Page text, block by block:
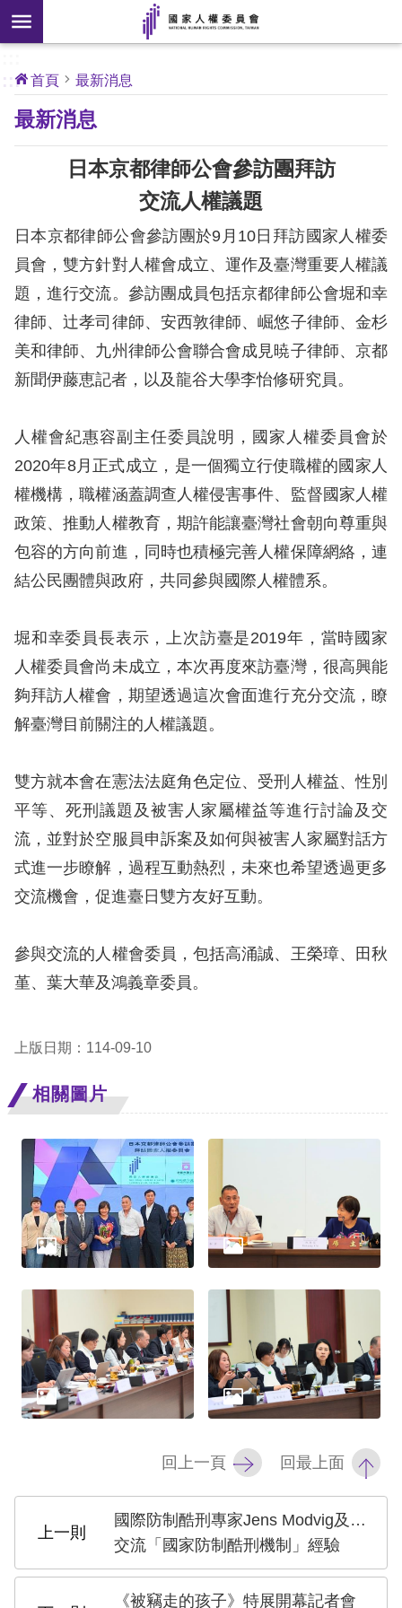
前往主要內容區塊
搜
尋
開
新
核
心
人
權
於
本
最
新
消
業
務
核
權
公
約
申
訴
人
資
庫
礙
快
捷
請
選
擇
兒少版
回
導
:::
首頁 最新消息
最新消息
日本京都律師公會參訪團拜訪
交流人權議題
日本京都律師公會參訪團於9月10日拜訪國家人權委
員會，雙方針對人權會成立、運作及臺灣重要人權議
題，進行交流。參訪團成員包括京都律師公會堀和幸
律師、辻孝司律師、安西敦律師、崛悠子律師、金杉
美和律師、九州律師公會聯合會成見暁子律師、京都
新聞伊藤恵記者，以及龍谷大學李怡修研究員。
人權會紀惠容副主任委員說明，國家人權委員會於
2020年8月正式成立，是一個獨立行使職權的國家人
權機構，職權涵蓋調查人權侵害事件、監督國家人權
政策、推動人權教育，期許能讓臺灣社會朝向尊重與
包容的方向前進，同時也積極完善人權保障網絡，連
結公民團體與政府，共同參與國際人權體系。
堀和幸委員長表示，上次訪臺是2019年，當時國家
人權委員會尚未成立，本次再度來訪臺灣，很高興能
夠拜訪人權會，期望透過這次會面進行充分交流，瞭
解臺灣目前關注的人權議題。
雙方就本會在憲法法庭角色定位、受刑人權益、性別
平等、死刑議題及被害人家屬權益等進行討論及交
流，並對於空服員申訴案及如何與被害人家屬對話方
式進一步瞭解，過程互動熱烈，未來也希望透過更多
交流機會，促進臺日雙方友好互動。
參與交流的人權會委員，包括高涌誠、王榮璋、田秋
堇、葉大華及鴻義章委員。
上版日期：114-09-10
相關圖片
回上一頁 回最上面
國際防制酷刑專家Jens Modvig及Sir Malcolm Evans來訪
交流「國家防制酷刑機制」經驗
《被竊走的孩子》特展開幕記者會